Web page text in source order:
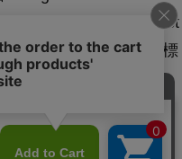
crossstitch specialty st
許庁に登録された商標